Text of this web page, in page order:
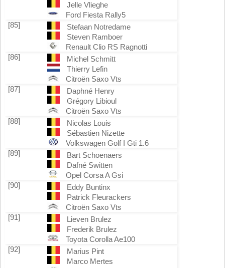
Jelle Vlieghe
Ford Fiesta Rally5
[85]
Stefaan Notredame
Steven Ramboer
Renault Clio RS Ragnotti
[86]
Michel Schmitt
Thierry Lefin
Citroën Saxo Vts
[87]
Daphné Henry
Grégory Libioul
Citroën Saxo Vts
[88]
Nicolas Louis
Sébastien Nizette
Volkswagen Golf I Gti 1.6
[89]
Bart Schoenaers
Dafné Switten
Opel Corsa A Gsi
[90]
Eddy Buntinx
Patrick Fleurackers
Citroën Saxo Vts
[91]
Lieven Brulez
Frederik Brulez
Toyota Corolla Ae100
[92]
Marius Pint
Marco Mertes